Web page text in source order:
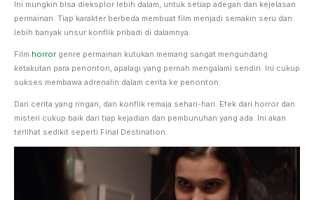
Ini mungkin bisa dieksplor lebih dalam, untuk setiap adegan dan kejelasan
permainan. Tiap karakter berbeda membuat film menjadi semakin seru dan
lebih banyak unsur konflik pribadi di dalamnya.
Film horror genre permainan kutukan memang sangat mengundang
ketakutan para penonton, apalagi yang pernah mengalami sendiri. Ini cukup
sukses membawa adrenalin dalam cerita ke penonton.
Dari cerita yang ringan, dan konflik remaja sehari-hari. Efek dari horror dan
misteri cukup baik dari tiap kejadian dan pembunuhan yang ada. Ini akan
terlihat sedikit seperti Final Destination.